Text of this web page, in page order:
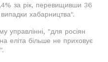
за рік, перевищивши 36
хабарництва".
управлінні, "для росіян
еліта більше не приховує